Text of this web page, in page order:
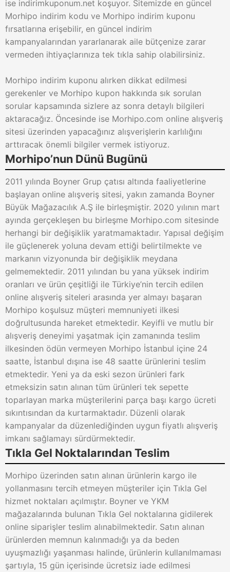
ise indirimkuponum.net koşuyor. Sitemizde en güncel
Morhipo indirim kodu ve Morhipo indirim kuponu
fırsatlarına erişebilir, en güncel indirim
kampanyalarından yararlanarak aile bütçenize zarar
vermeden ihtiyaçlarınıza tek tıkla sahip olabilirsiniz.
Morhipo indirim kuponu alırken dikkat edilmesi
gerekenler ve Morhipo kupon hakkında sık sorulan
sorular kapsamında sizlere az sonra detaylı bilgileri
aktaracağız. Öncesinde ise Morhipo.com online alışveriş
sitesi üzerinden yapacağınız alışverişlerin karlılığını
arttıracak önemli bilgiler vermek istiyoruz.
Morhipo’nun Dünü Bugünü
2011 yılında Boyner Grup çatısı altında faaliyetlerine
başlayan online alışveriş sitesi, yakın zamanda Boyner
Büyük Mağazacılık A.Ş ile birleşmiştir. 2020 yılının mart
ayında gerçekleşen bu birleşme Morhipo.com sitesinde
herhangi bir değişiklik yaratmamaktadır. Yapısal değişim
ile güçlenerek yoluna devam ettiği belirtilmekte ve
markanın vizyonunda bir değişiklik meydana
gelmemektedir. 2011 yılından bu yana yüksek indirim
oranları ve ürün çeşitliği ile Türkiye’nin tercih edilen
online alışveriş siteleri arasında yer almayı başaran
Morhipo koşulsuz müşteri memnuniyeti ilkesi
doğrultusunda hareket etmektedir. Keyifli ve mutlu bir
alışveriş deneyimi yaşatmak için zamanında teslim
ilkesinden ödün vermeyen Morhipo İstanbul içine 24
saatte, İstanbul dışına ise 48 saatte ürünlerini teslim
etmektedir. Yeni ya da eski sezon ürünleri fark
etmeksizin satın alınan tüm ürünleri tek sepette
toparlayan marka müşterilerini parça başı kargo ücreti
sıkıntısından da kurtarmaktadır. Düzenli olarak
kampanyalar da düzenlediğinden uygun fiyatlı alışveriş
imkanı sağlamayı sürdürmektedir.
Tıkla Gel Noktalarından Teslim
Morhipo üzerinden satın alınan ürünlerin kargo ile
yollanmasını tercih etmeyen müşteriler için Tıkla Gel
hizmet noktaları açılmıştır. Boyner ve YKM
mağazalarında bulunan Tıkla Gel noktalarına gidilerek
online siparişler teslim alınabilmektedir. Satın alınan
ürünlerden memnun kalınmadığı ya da beden
uyuşmazlığı yaşanması halinde, ürünlerin kullanılmaması
şartıyla, 15 gün içerisinde ücretsiz iade edilmesi